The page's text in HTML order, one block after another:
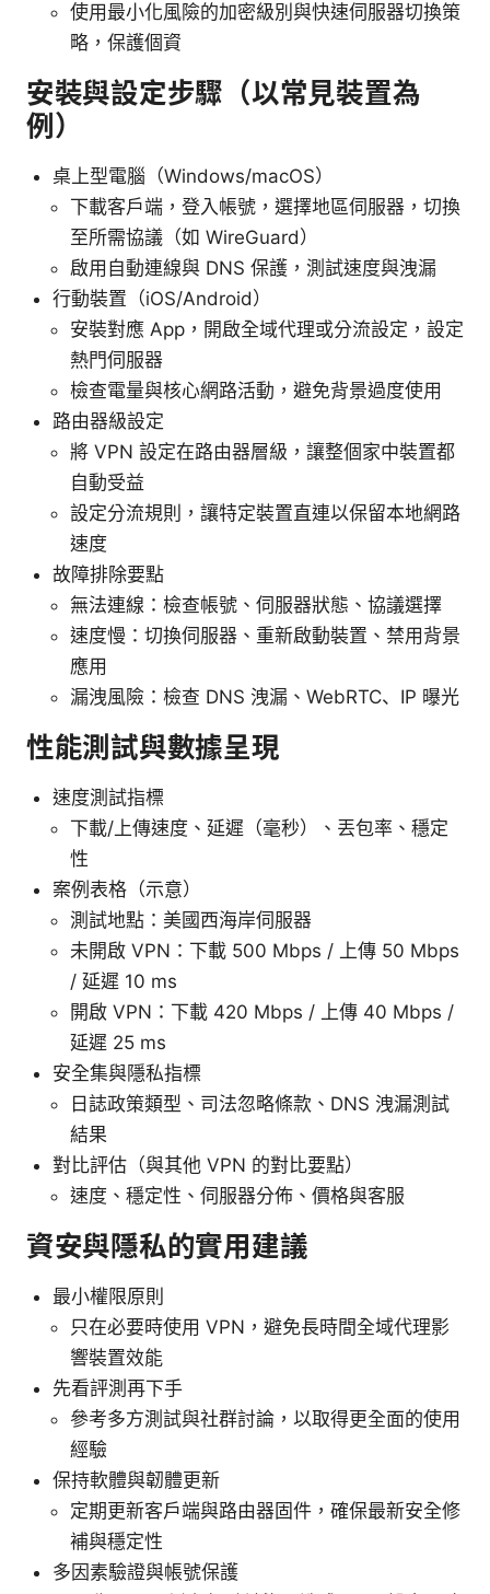
使用最小化風險的加密級別與快速伺服器切換策
略，保護個資
安裝與設定步驟（以常見裝置為
例）
桌上型電腦（Windows/macOS）
下載客戶端，登入帳號，選擇地區伺服器，切換
至所需協議（如 WireGuard）
啟用自動連線與 DNS 保護，測試速度與洩漏
行動裝置（iOS/Android）
安裝對應 App，開啟全域代理或分流設定，設定
熱門伺服器
檢查電量與核心網路活動，避免背景過度使用
路由器級設定
將 VPN 設定在路由器層級，讓整個家中裝置都
自動受益
設定分流規則，讓特定裝置直連以保留本地網路
速度
故障排除要點
無法連線：檢查帳號、伺服器狀態、協議選擇
速度慢：切換伺服器、重新啟動裝置、禁用背景
應用
漏洩風險：檢查 DNS 洩漏、WebRTC、IP 曝光
性能測試與數據呈現
速度測試指標
下載/上傳速度、延遲（毫秒）、丟包率、穩定
性
案例表格（示意）
測試地點：美國西海岸伺服器
未開啟 VPN：下載 500 Mbps / 上傳 50 Mbps
/ 延遲 10 ms
開啟 VPN：下載 420 Mbps / 上傳 40 Mbps /
延遲 25 ms
安全集與隱私指標
日誌政策類型、司法忽略條款、DNS 洩漏測試
結果
對比評估（與其他 VPN 的對比要點）
速度、穩定性、伺服器分佈、價格與客服
資安與隱私的實用建議
最小權限原則
只在必要時使用 VPN，避免長時間全域代理影
響裝置效能
先看評測再下手
參考多方測試與社群討論，以取得更全面的使用
經驗
保持軟體與韌體更新
定期更新客戶端與路由器固件，確保最新安全修
補與穩定性
多因素驗證與帳號保護